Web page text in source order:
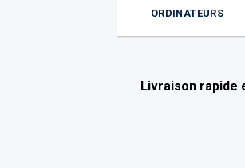
ORDINATEURS
Livraison rapide